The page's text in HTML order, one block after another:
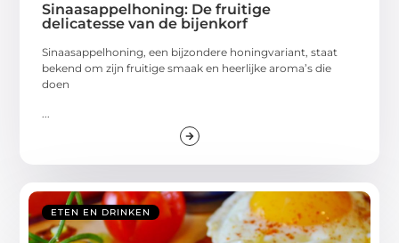
Sinaasappelhoning: De fruitige
delicatesse van de bijenkorf
Sinaasappelhoning, een bijzondere honingvariant, staat
bekend om zijn fruitige smaak en heerlijke aroma’s die
doen
ETEN EN DRINKEN